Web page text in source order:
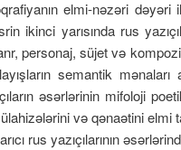
elmi-nəzəri
ikinci yarısında rus
personaj, süjet və
semantik
əsərlərinin mifoloji
və qənaətini elmi
rus yazıçılarının